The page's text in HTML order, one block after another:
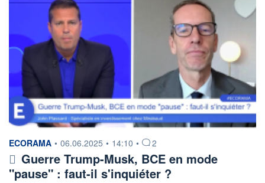
information fournie par
ECORAMA • 06.06.2025 • 14:10 • 2
Guerre Trump-Musk, BCE en mode
"pause" : faut-il s'inquiéter ?